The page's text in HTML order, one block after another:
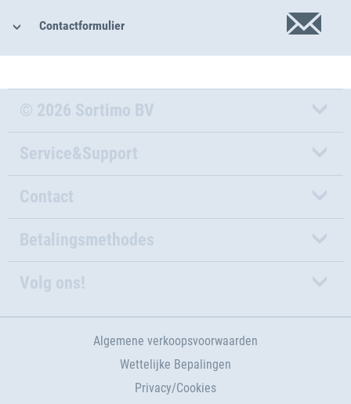
Contactformulier
© 2026 Sortimo BV
Service&Support
Contact
Betalingsmethodes
Volg ons!
Algemene verkoopsvoorwaarden
Wettelijke Bepalingen
Privacy/Cookies